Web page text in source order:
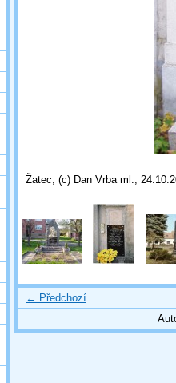
Žatec, (c) Dan Vrba ml.,
← Předchozí